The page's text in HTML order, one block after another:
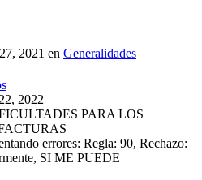
2021 en Generalidades
2022
PARA LOS
errores: Regla: 90, Rechazo:
SI ME PUEDE